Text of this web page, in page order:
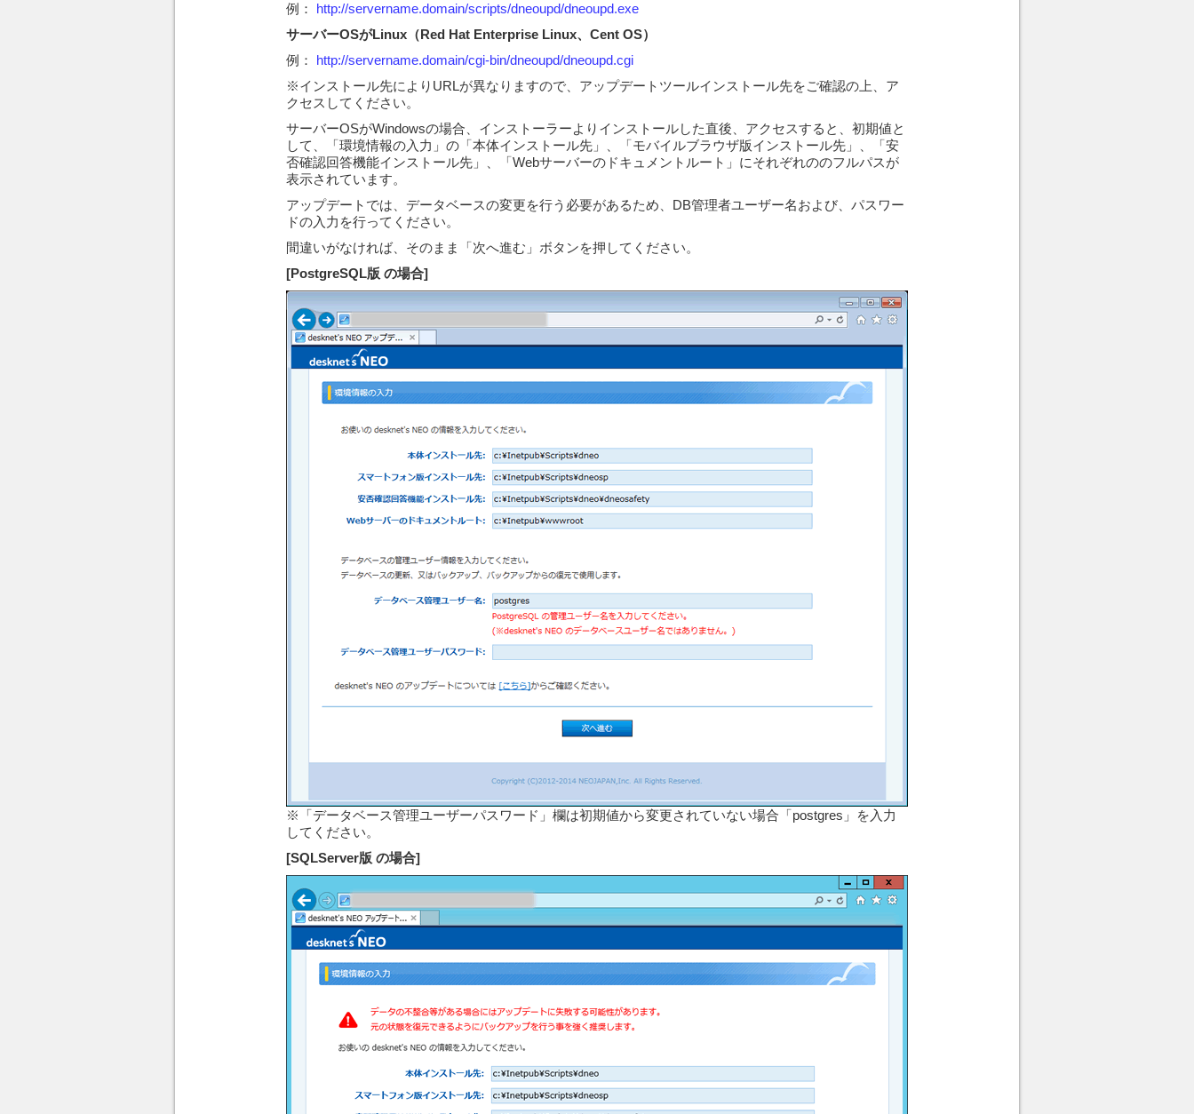
例： http://servername.domain/scripts/dneoupd/dneoupd.exe
サーバーOSがLinux（Red Hat Enterprise Linux、Cent OS）
例： http://servername.domain/cgi-bin/dneoupd/dneoupd.cgi
※インストール先によりURLが異なりますので、アップデートツールインストール先をご確認の上、ア
クセスしてください。
サーバーOSがWindowsの場合、インストーラーよりインストールした直後、アクセスすると、初期値と
して、「環境情報の入力」の「本体インストール先」、「モバイルブラウザ版インストール先」、「安
否確認回答機能インストール先」、「Webサーバーのドキュメントルート」にそれぞれののフルパスが
表示されています。
アップデートでは、データベースの変更を行う必要があるため、DB管理者ユーザー名および、パスワー
ドの入力を行ってください。
間違いがなければ、そのまま「次へ進む」ボタンを押してください。
[PostgreSQL版 の場合]
※「データベース管理ユーザーパスワード」欄は初期値から変更されていない場合「postgres」を入力
してください。
[SQLServer版 の場合]